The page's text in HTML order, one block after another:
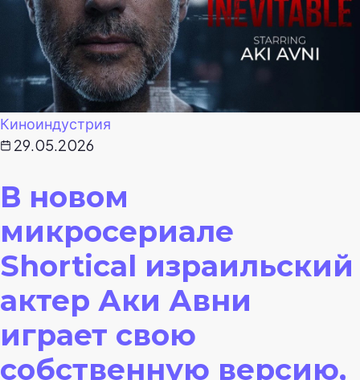
Киноиндустрия
29.05.2026
В новом
микросериале
Shortical израильский
актер Аки Авни
играет свою
собственную версию,